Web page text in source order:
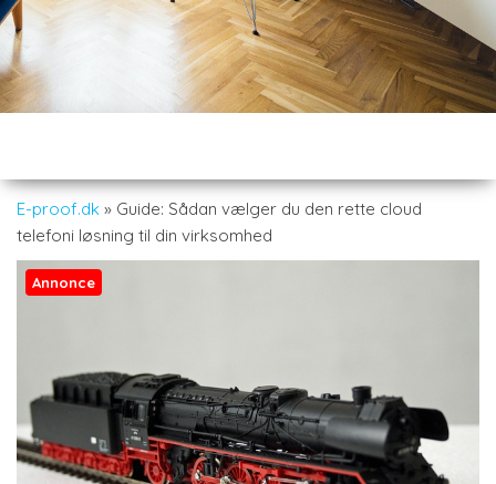
E-proof.dk » Guide: Sådan vælger du den rette cloud
telefoni løsning til din virksomhed
Annonce